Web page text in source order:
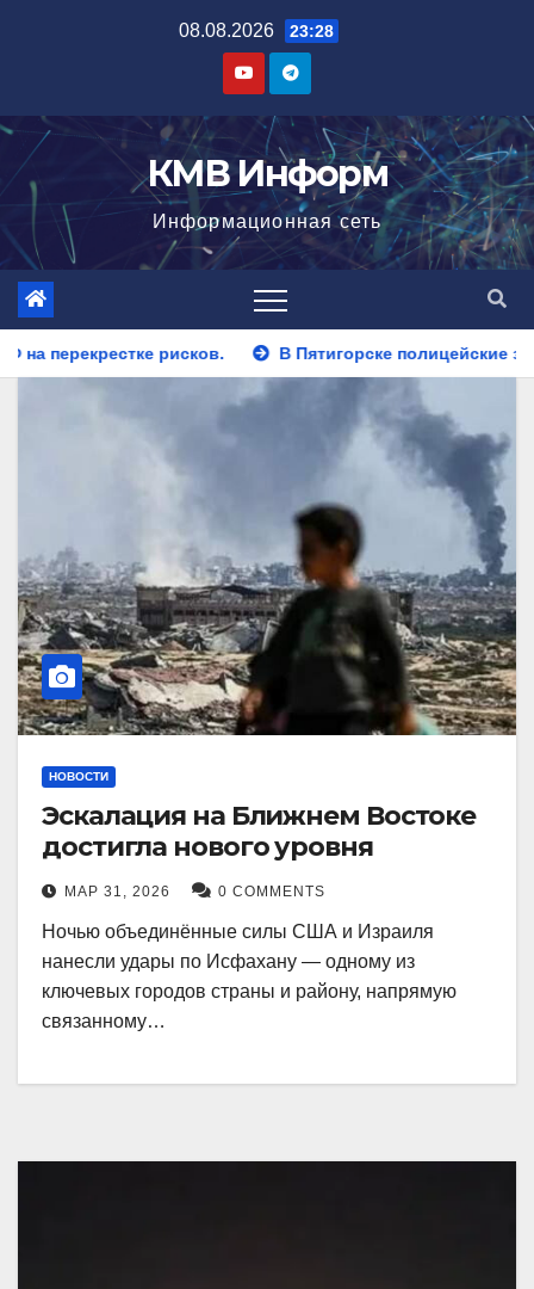
08.08.2026 23:28
КМВ Информ
Информационная сеть
В Пятигорске полицейские задержали закладчика,
НОВОСТИ
Эскалация на Ближнем Востоке
достигла нового уровня
МАР 31, 2026 0 COMMENTS
Ночью объединённые силы США и Израиля
нанесли удары по Исфахану — одному из
ключевых городов страны и району, напрямую
связанному…